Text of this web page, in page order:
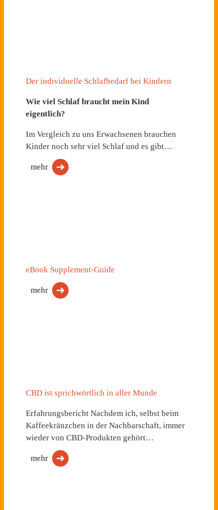
Der individuelle Schlafbedarf bei Kindern
Wie viel Schlaf braucht mein Kind
eigentlich?
Im Vergleich zu uns Erwachsenen brauchen
Kinder noch sehr viel Schlaf und es gibt…
mehr
eBook Supplement-Guide
mehr
CBD ist sprichwörtlich in aller Munde
Erfahrungsbericht Nachdem ich, selbst beim
Kaffeekränzchen in der Nachbarschaft, immer
wieder von CBD-Produkten gehört…
mehr